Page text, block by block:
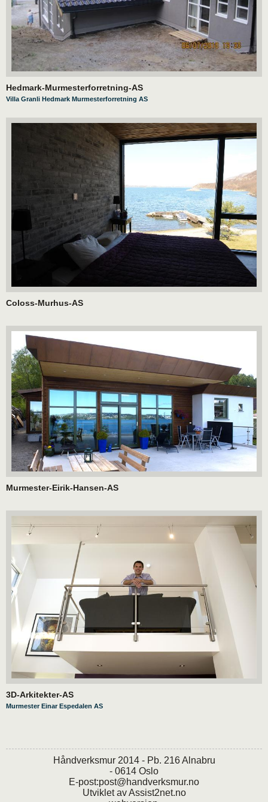
Hedmark-Murmesterforretning-AS
Villa Granli Hedmark Murmesterforretning AS
Coloss-Murhus-AS
Murmester-Eirik-Hansen-AS
3D-Arkitekter-AS
Murmester Einar Espedalen AS
Håndverksmur 2014 - Pb. 216 Alnabru
- 0614 Oslo
E-post:post@handverksmur.no
Utviklet avAssist2net.no